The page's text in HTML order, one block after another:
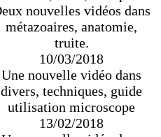
nouvelles vidéos dans
métazoaires, anatomie,
truite.
10/03/2018
Une nouvelle vidéo dans
divers, techniques, guide
utilisation microscope
13/02/2018